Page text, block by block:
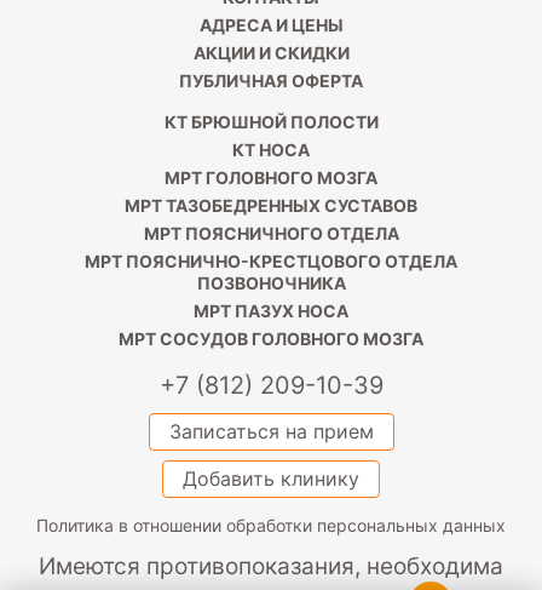
АДРЕСА И ЦЕНЫ
АКЦИИ И СКИДКИ
ПУБЛИЧНАЯ ОФЕРТА
КТ БРЮШНОЙ ПОЛОСТИ
КТ НОСА
МРТ ГОЛОВНОГО МОЗГА
МРТ ТАЗОБЕДРЕННЫХ СУСТАВОВ
МРТ ПОЯСНИЧНОГО ОТДЕЛА
МРТ ПОЯСНИЧНО-КРЕСТЦОВОГО ОТДЕЛА
ПОЗВОНОЧНИКА
МРТ ПАЗУХ НОСА
МРТ СОСУДОВ ГОЛОВНОГО МОЗГА
+7 (812) 209-10-39
Записаться на прием
Добавить клинику
Политика в отношении обработки персональных данных
Имеются противопоказания, необходима